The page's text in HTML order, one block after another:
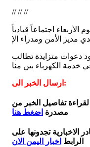
// // //
اجتماعاً قيادياً
دعوات متزايدة تطالب
ارسال الخبر الى:
لقراءة تفاصيل الخبر من
مصدرة اضغط هنا
الاخبارية تجدونها على
الرابط اخبار اليمن الان